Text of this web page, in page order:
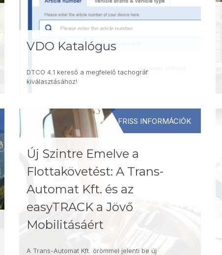
VDO Katalógus
DTCO 4.1 kereső a megfelelő tachográf
kiválasztásához!
FRISS INFORMÁCIÓK
Új Szintre Emelve a
Flottakövetést: A Trans-
Automat Kft. és az
easyTRACK a Jövő
Mobilitásáért
A Trans-Automat Kft. örömmel jelenti be új